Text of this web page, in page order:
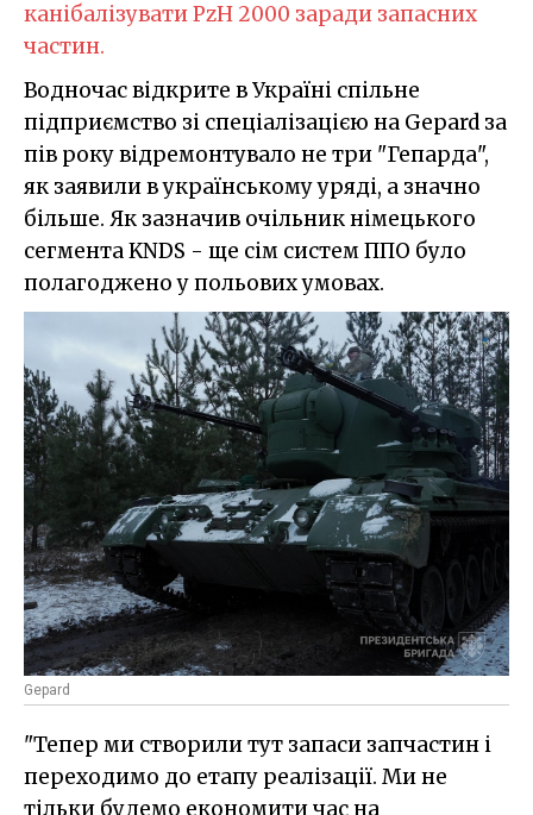
канібалізувати PzH 2000 заради запасних
частин.
Водночас відкрите в Україні спільне
підприємство зі спеціалізацією на Gepard за
пів року відремонтувало не три "Гепарда",
як заявили в українському уряді, а значно
більше. Як зазначив очільник німецького
сегмента KNDS - ще сім систем ППО було
полагоджено у польових умовах.
Gepard
"Тепер ми створили тут запаси запчастин і
переходимо до етапу реалізації. Ми не
тільки будемо економити час на